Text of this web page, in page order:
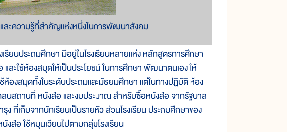
ละความรู้ที่สำคัญแห่งหนึ่งในการพัฒนาสังคม
นประถมศึกษา มีอยู่ในโรงเรียนหลายแห่ง หลักสูตรการศึกษา
ะใช้ห้องสมุดให้เป็นประโยชน์ ในการศึกษา พัฒนาตนเอง ให้
ห้องสมุดทั้งในระดับประถมและมัธยมศึกษา แต่ในทางปฏิบัติ ห้อง
ลนสถานที่ หนังสือ และงบประมาณ สำหรับซื้อหนังสือ จากรัฐบาล
ง ที่เก็บจากนักเรียนเป็นรายหัว ส่วนโรงเรียน ประถมศึกษาของ
สือ ใช้หมุนเวียนไปตามกลุ่มโรงเรียน